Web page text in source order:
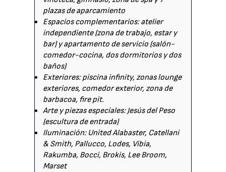
plazas de aparcamiento
Espacios complementarios: atelier
independiente (zona de trabajo, estar y
bar) y apartamento de servicio (salón-
comedor-cocina, dos dormitorios y dos
baños)
Exteriores: piscina infinity, zonas lounge
exteriores, comedor exterior, zona de
barbacoa, fire pit.
Arte y piezas especiales: Jesús del Peso
(escultura de entrada)
Iluminación: United Alabaster, Catellani
& Smith, Pallucco, Lodes, Vibia,
Rakumba, Bocci, Brokis, Lee Broom,
Marset